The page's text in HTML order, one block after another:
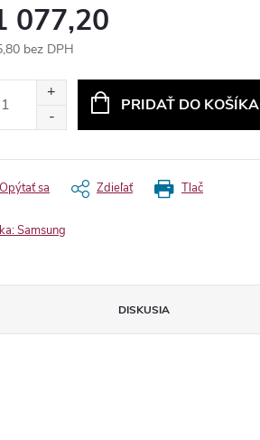
077,20
bez DPH
PRIDAŤ DO KOŠÍKA
Tlač
Opýtať sa Zdieľať
Samsung
DISKUSIA